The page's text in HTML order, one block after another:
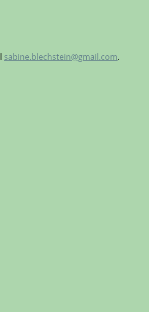
sabine.blechstein@gmail.com.